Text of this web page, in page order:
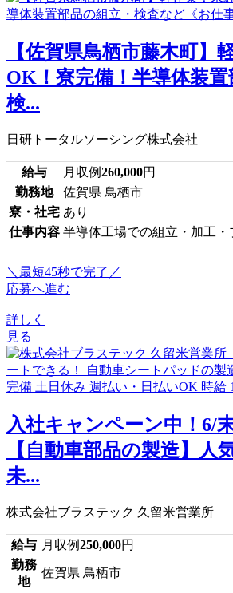
【佐賀県鳥栖市藤木町】
OK！寮完備！半導体装置
検...
日研トータルソーシング株式会社
給与 月収例260,000円
勤務地
佐賀県 鳥栖市
寮・社宅 あり
仕事内容 半導体工場での組立・加工・
＼最短45秒で完了／
応募へ進む
詳しく
見る
入社キャンペーン中！6/
【自動車部品の製造】人
未...
株式会社ブラステック 久留米営業所
給与 月収例250,000円
勤務
地
佐賀県 鳥栖市